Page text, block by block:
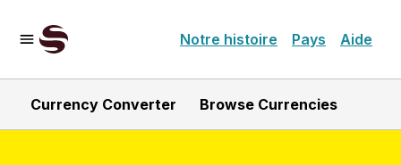
Notre histoire Pays Aide
Currency Converter Browse Currencies